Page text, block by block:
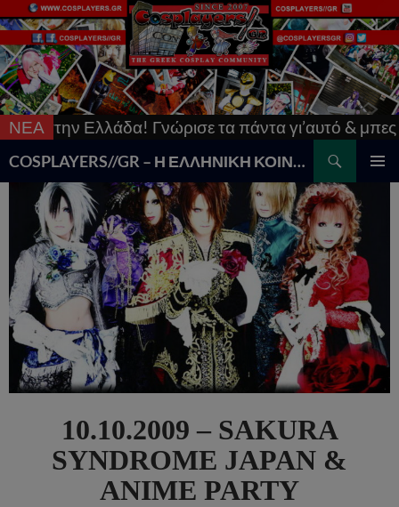
ΝΕΑΕλλάδα! Γνώρισε τα πάντα γι’αυτό & μπες στο
COSPLAYERS//GR – Η ΕΛΛΗΝΙΚΗ ΚΟΙΝΟΤΗΤΑ COSPLAY
MENU
CONTENT
10.10.2009 – SAKURA
SYNDROME JAPAN &
ANIME PARTY